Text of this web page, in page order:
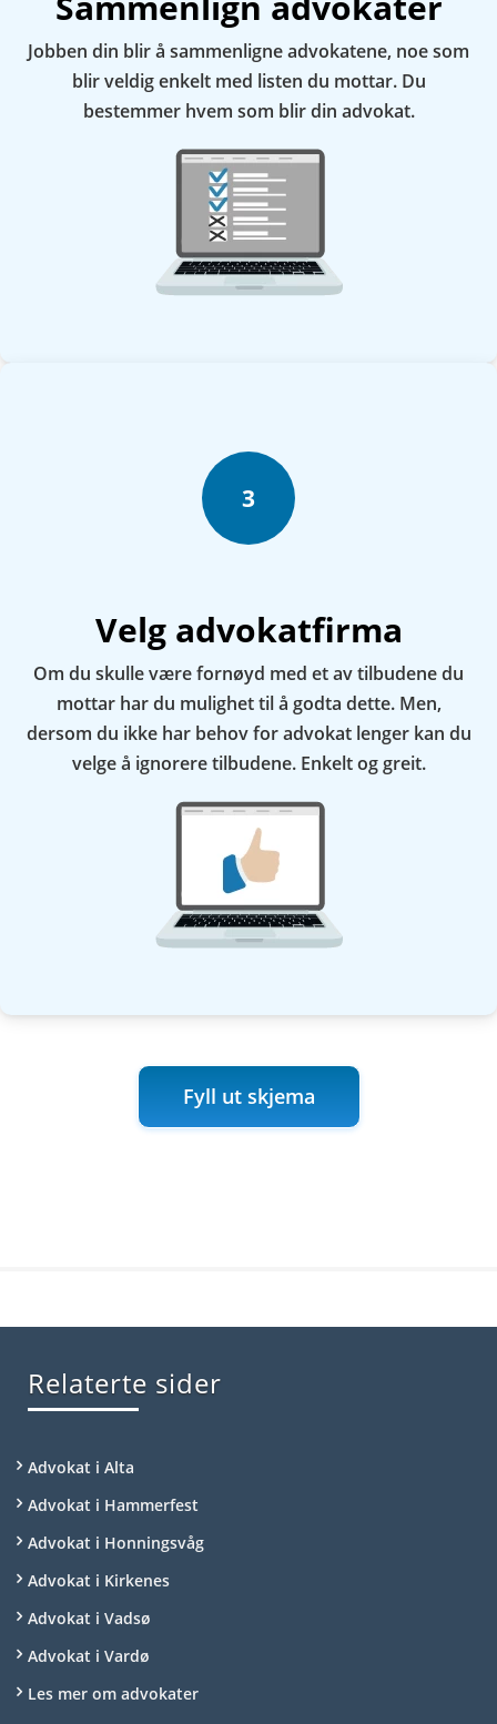
Jobben din blir å sammenligne advokatene, noe som
blir veldig enkelt med listen du mottar. Du
bestemmer hvem som blir din advokat.
3
Velg advokatfirma
Om du skulle være fornøyd med et av tilbudene du
mottar har du mulighet til å godta dette. Men,
dersom du ikke har behov for advokat lenger kan du
velge å ignorere tilbudene. Enkelt og greit.
Fyll ut skjema
Relaterte sider
Advokat i Alta
Advokat i Hammerfest
Advokat i Honningsvåg
Advokat i Kirkenes
Advokat i Vadsø
Advokat i Vardø
Les mer om advokater